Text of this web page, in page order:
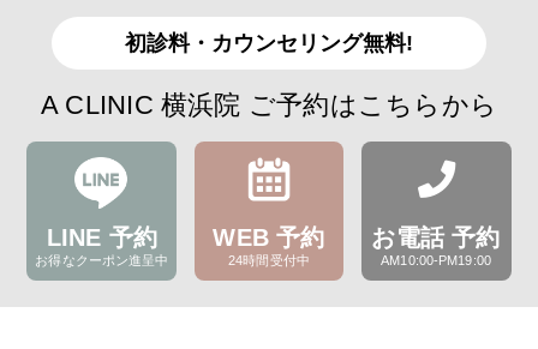
初診料・カウンセリング無料!
A CLINIC 横浜院 ご予約はこちらから
LINE 予約
お得なクーポン進呈中
WEB 予約
24時間受付中
お電話 予約
AM10:00-PM19:00